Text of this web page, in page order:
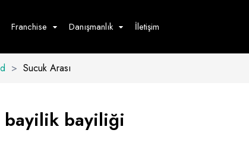
Göster
Franchise Danışmanlık İletişim
> Sucuk Arası
bayilik bayiliği